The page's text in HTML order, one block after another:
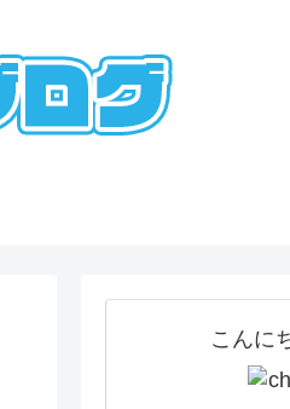
こんに